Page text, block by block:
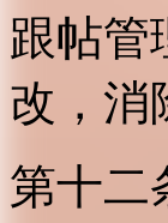
跟帖管
改，消
第十二